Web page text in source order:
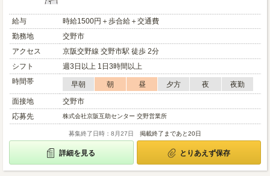
給与
時給1500円＋歩合給＋交通費
勤務地
交野市
アクセス
京阪交野線 交野市駅 徒歩 2分
シフト
週3日以上 1日3時間以上
時間帯
早朝 朝 昼 夕方 夜
夜勤
面接地
交野市
応募先
株式会社京阪互助センター 交野営業所
募集終了日時：8月27日 掲載終了まであと20日
詳細を見る とりあえず保存